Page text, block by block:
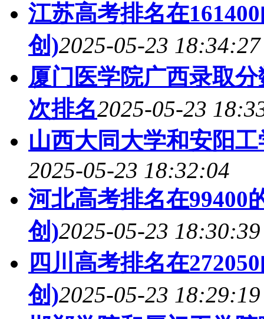
江苏高考排名在
创)2025-05-23 18:34:27
厦门医学院广西录取
次排名2025-05-23
山西大同大学和安阳
2025-05-23 18:32:04
河北高考排名在99400
创)2025-05-23 18:30:39
四川高考排名在
创)2025-05-23 18:29:19